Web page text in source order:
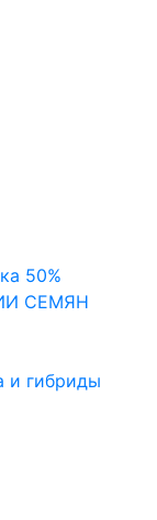
50%
СЕМЯН
и гибриды